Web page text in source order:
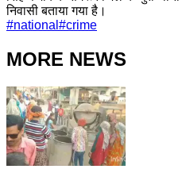
निवासी बताया गया है।
#national #crime
MORE NEWS